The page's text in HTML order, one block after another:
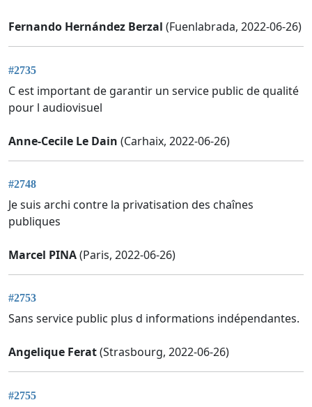
Fernando Hernández Berzal (Fuenlabrada, 2022-06-26)
#2735
C est important de garantir un service public de qualité
pour l audiovisuel
Anne-Cecile Le Dain (Carhaix, 2022-06-26)
#2748
Je suis archi contre la privatisation des chaînes
publiques
Marcel PINA(Paris, 2022-06-26)
#2753
Sans service public plus d informations indépendantes.
Angelique Ferat(Strasbourg, 2022-06-26)
#2755